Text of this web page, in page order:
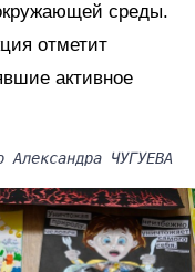
среды.
отметит
активное
Александра ЧУГУЕВА